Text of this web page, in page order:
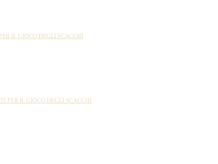
IL GIOCO DEGLI SCACCHI
PER IL GIOCO DEGLI SCACCHI